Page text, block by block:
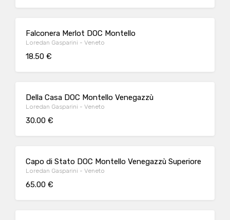
Falconera Merlot DOC Montello
Loredan Gasparini - Veneto
18.50 €
Della Casa DOC Montello Venegazzù
Loredan Gasparini - Veneto
30.00 €
Capo di Stato DOC Montello Venegazzù Superiore
Loredan Gasparini - Veneto
65.00 €